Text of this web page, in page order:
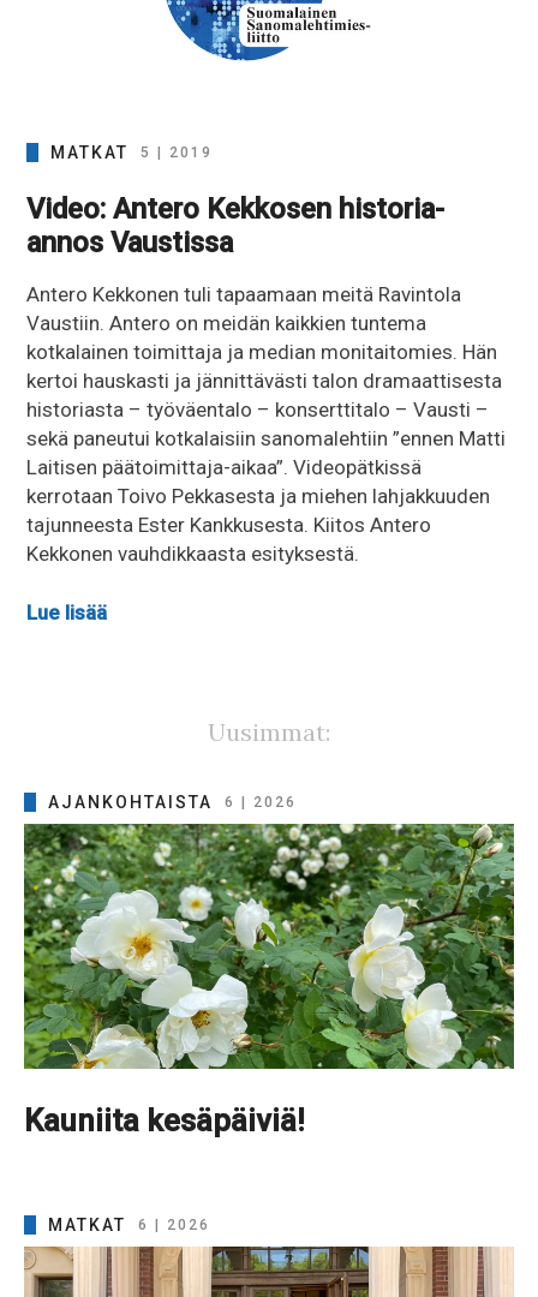
MATKAT 5 | 2019
Video: Antero Kekkosen historia-
annos Vaustissa
Antero Kekkonen tuli tapaamaan meitä Ravintola
Vaustiin. Antero on meidän kaikkien tuntema
kotkalainen toimittaja ja median monitaitomies. Hän
kertoi hauskasti ja jännittävästi talon dramaattisesta
historiasta – työväentalo – konserttitalo – Vausti –
sekä paneutui kotkalaisiin sanomalehtiin ”ennen Matti
Laitisen päätoimittaja-aikaa”. Videopätkissä
kerrotaan Toivo Pekkasesta ja miehen lahjakkuuden
tajunneesta Ester Kankkusesta. Kiitos Antero
Kekkonen vauhdikkaasta esityksestä.
Lue lisää
Uusimmat:
AJANKOHTAISTA 6 | 2026
Kauniita kesäpäiviä!
MATKAT 6 | 2026